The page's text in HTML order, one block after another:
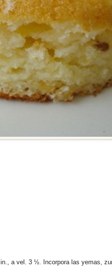
a vel. 3 ½. Incorpora las yemas,